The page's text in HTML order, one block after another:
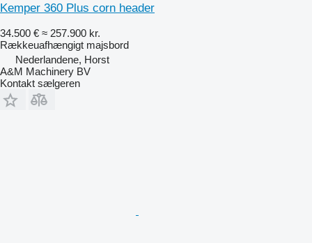
Kemper 360 Plus corn header
34.500 € ≈ 257.900 kr.
Rækkeuafhængigt majsbord
Nederlandene, Horst
A&M Machinery BV
Kontakt sælgeren